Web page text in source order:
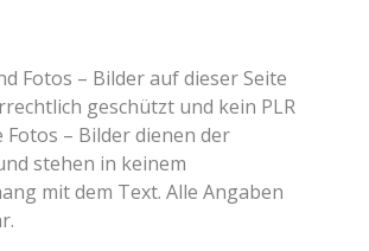
Fotos – Bilder auf dieser Seite
geschützt und kein PLR
Fotos – Bilder dienen der
stehen in keinem
mit dem Text. Alle Angaben